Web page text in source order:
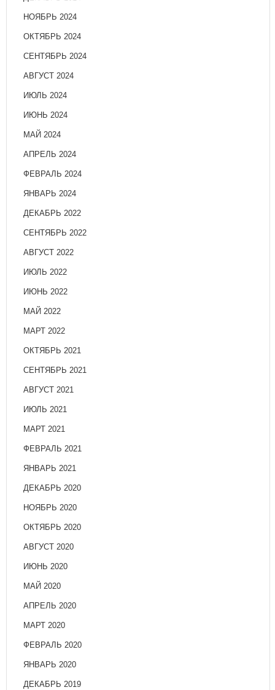
НОЯБРЬ 2024
ОКТЯБРЬ 2024
СЕНТЯБРЬ 2024
АВГУСТ 2024
ИЮЛЬ 2024
ИЮНЬ 2024
МАЙ 2024
АПРЕЛЬ 2024
ФЕВРАЛЬ 2024
ЯНВАРЬ 2024
ДЕКАБРЬ 2022
СЕНТЯБРЬ 2022
АВГУСТ 2022
ИЮЛЬ 2022
ИЮНЬ 2022
МАЙ 2022
МАРТ 2022
ОКТЯБРЬ 2021
СЕНТЯБРЬ 2021
АВГУСТ 2021
ИЮЛЬ 2021
МАРТ 2021
ФЕВРАЛЬ 2021
ЯНВАРЬ 2021
ДЕКАБРЬ 2020
НОЯБРЬ 2020
ОКТЯБРЬ 2020
АВГУСТ 2020
ИЮНЬ 2020
МАЙ 2020
АПРЕЛЬ 2020
МАРТ 2020
ФЕВРАЛЬ 2020
ЯНВАРЬ 2020
ДЕКАБРЬ 2019